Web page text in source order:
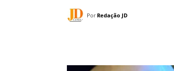
Por Redação JD